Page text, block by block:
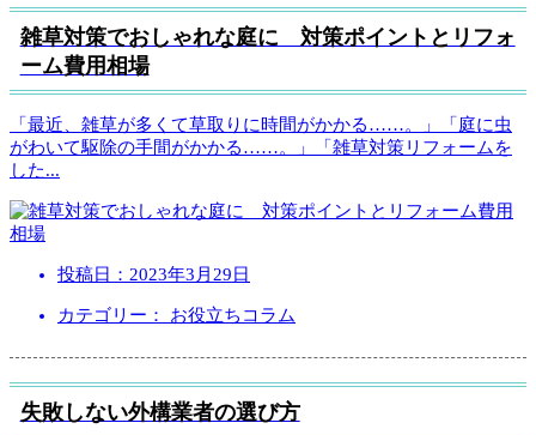
雑草対策でおしゃれな庭に 対策ポイントとリフォ
ーム費用相場
「最近、雑草が多くて草取りに時間がかかる……。」「庭に虫
がわいて駆除の手間がかかる……。」「雑草対策リフォームを
した...
投稿日： 2023年3月29日
カテゴリー： お役立ちコラム
失敗しない外構業者の選び方